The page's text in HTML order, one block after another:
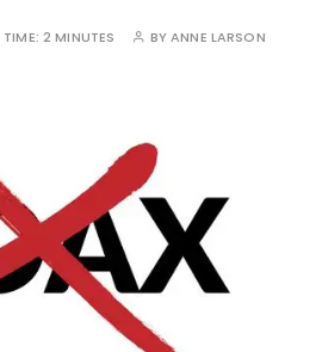
TIME: 2 MINUTES BYANNE LARSON